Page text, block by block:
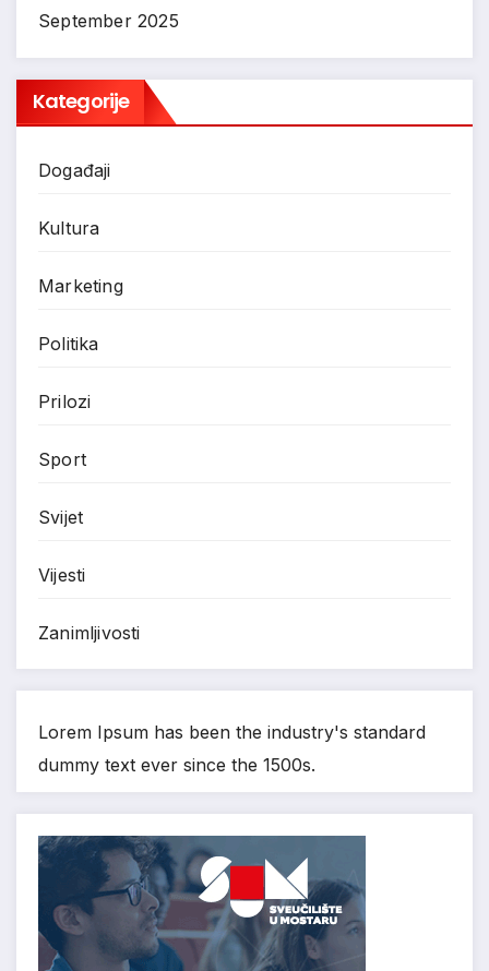
September 2025
Kategorije
Događaji
Kultura
Marketing
Politika
Prilozi
Sport
Svijet
Vijesti
Zanimljivosti
Lorem Ipsum has been the industry's standard
dummy text ever since the 1500s.